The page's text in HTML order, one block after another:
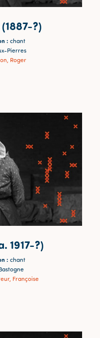
?)
: chant
Pierres
Roger
1917-?)
: chant
Françoise